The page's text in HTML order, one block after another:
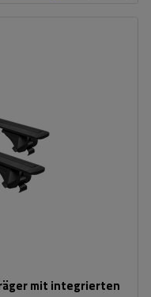
mit integrierten